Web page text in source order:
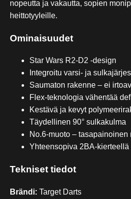
nopeutta ja vakautta, sopien
heittotyyleille.
Ominaisuudet
Star Wars R2-D2 -design
Integroitu varsi- ja
Saumaton rakenne – ei
Flex-teknologia vähentää
Kestävä ja kevyt
Täydellinen 90° sulkakulma
No.6-muoto –
Yhteensopiva 2BA-kierteellä
Tekniset tiedot
Brändi: Target Darts